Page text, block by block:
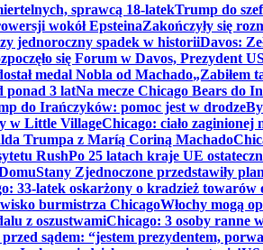
sprawcą 18-latekTrump do
wokół EpsteinaZakończyły się
jednoroczny spadek w historiiDavos:
się Forum w Davos, Prezydent
medal Nobla od Machado„Zabiłem
ponad 3 latNa mecze Chicago Bears do
do Irańczyków: pomoc jest w drodze
w Little VillageChicago: ciało zaginionej
Trumpa z Maríą Coriną Machado
RushPo 25 latach kraje UE
Stany Zjednoczone przedstawiły
33-latek oskarżony o kradzież towarów
burmistrza ChicagoWłochy mogą
z oszustwamiChicago: 3 osoby ranne
sądem: “jestem prezydentem,